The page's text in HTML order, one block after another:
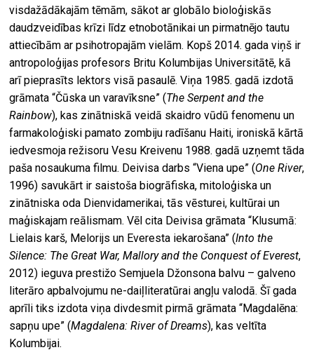
visdažādākajām tēmām, sākot ar globālo bioloģiskās
daudzveidības krīzi līdz etnobotānikai un pirmatnējo tautu
attiecībām ar psihotropajām vielām. Kopš 2014. gada viņš ir
antropoloģijas profesors Britu Kolumbijas Universitātē, kā
arī pieprasīts lektors visā pasaulē. Viņa 1985. gadā izdotā
grāmata “Čūska un varavīksne” (The Serpent and the
Rainbow), kas zinātniskā veidā skaidro vūdū fenomenu un
farmakoloģiski pamato zombiju radīšanu Haiti, ironiskā kārtā
iedvesmoja režisoru Vesu Kreivenu 1988. gadā uzņemt tāda
paša nosaukuma filmu. Deivisa darbs “Viena upe” (One River,
1996) savukārt ir saistoša biogrāfiska, mitoloģiska un
zinātniska oda Dienvidamerikai, tās vēsturei, kultūrai un
maģiskajam reālismam. Vēl cita Deivisa grāmata “Klusumā:
Lielais karš, Melorijs un Everesta iekarošana” (Into the
Silence: The Great War, Mallory and the Conquest of Everest,
2012) ieguva prestižo Semjuela Džonsona balvu – galveno
literāro apbalvojumu ne-daiļliteratūrai angļu valodā. Šī gada
aprīli tiks izdota viņa divdesmit pirmā grāmata “Magdalēna:
sapņu upe” (Magdalena: River of Dreams), kas veltīta
Kolumbijai.